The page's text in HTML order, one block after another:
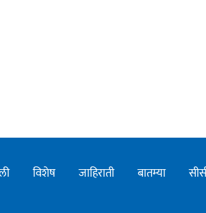
विशेष जाहिराती बातम्या